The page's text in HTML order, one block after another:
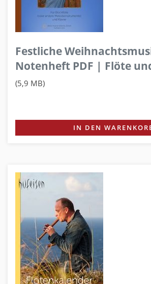
Festliche
Notenheft PDF | Flöte
(5,9 MB)
IN DEN